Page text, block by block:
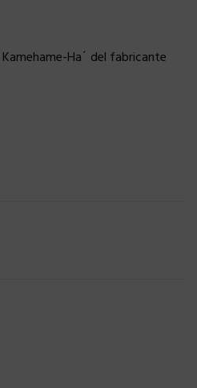
Ha´ del fabricante